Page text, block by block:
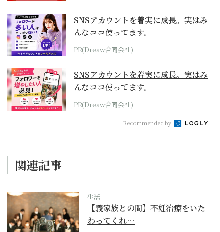
SNSアカウントを着実に成長。実はみ
んなココ使ってます。
PR(Dreaw合同会社)
SNSアカウントを着実に成長。実はみ
んなココ使ってます。
PR(Dreaw合同会社)
Recommended by
関連記事
生活
【義家族との間】不妊治療をいた
わってくれ…